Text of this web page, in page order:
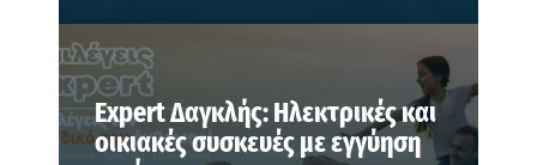
Expert Δαγκλής: Ηλεκτρικές και
οικιακές συσκευές με εγγύηση